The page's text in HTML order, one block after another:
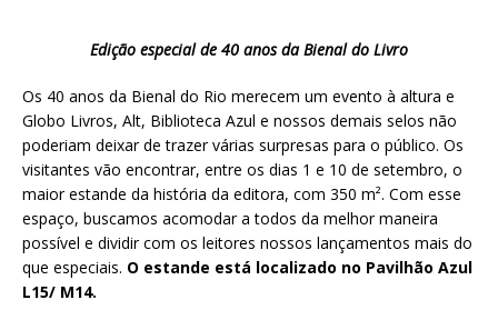
Edição especial de 40 anos da Bienal do Livro
Os 40 anos da Bienal do Rio merecem um evento à altura e
Globo Livros, Alt, Biblioteca Azul e nossos demais selos não
poderiam deixar de trazer várias surpresas para o público. Os
visitantes vão encontrar, entre os dias 1 e 10 de setembro, o
maior estande da história da editora, com 350 m². Com esse
espaço, buscamos acomodar a todos da melhor maneira
possível e dividir com os leitores nossos lançamentos mais do
que especiais. O estande está localizado no Pavilhão Azul
L15/ M14.